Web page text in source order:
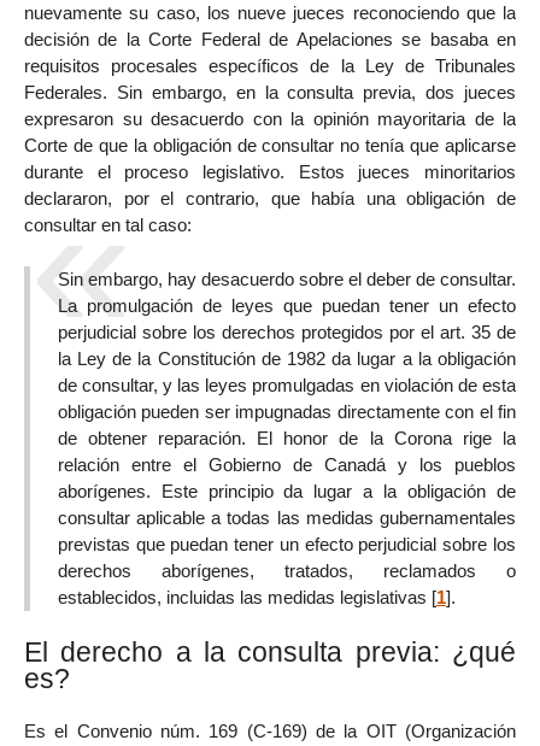
nuevamente su caso, los nueve jueces reconociendo que la
decisión de la Corte Federal de Apelaciones se basaba en
requisitos procesales específicos de la Ley de Tribunales
Federales. Sin embargo, en la consulta previa, dos jueces
expresaron su desacuerdo con la opinión mayoritaria de la
Corte de que la obligación de consultar no tenía que aplicarse
durante el proceso legislativo. Estos jueces minoritarios
declararon, por el contrario, que había una obligación de
consultar en tal caso:
Sin embargo, hay desacuerdo sobre el deber de consultar.
La promulgación de leyes que puedan tener un efecto
perjudicial sobre los derechos protegidos por el art. 35 de
la Ley de la Constitución de 1982 da lugar a la obligación
de consultar, y las leyes promulgadas en violación de esta
obligación pueden ser impugnadas directamente con el fin
de obtener reparación. El honor de la Corona rige la
relación entre el Gobierno de Canadá y los pueblos
aborígenes. Este principio da lugar a la obligación de
consultar aplicable a todas las medidas gubernamentales
previstas que puedan tener un efecto perjudicial sobre los
derechos aborígenes, tratados, reclamados o
establecidos, incluidas las medidas legislativas [1].
El derecho a la consulta previa: ¿qué
es?
Es el Convenio núm. 169 (C-169) de la OIT (Organización